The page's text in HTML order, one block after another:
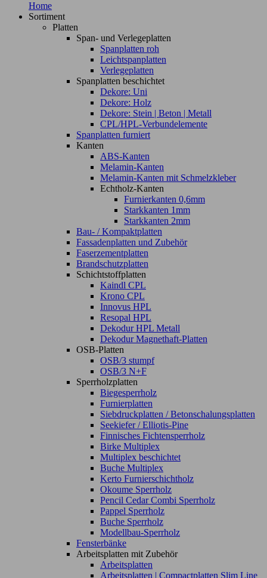
Home
Sortiment
Platten
Span- und Verlegeplatten
Spanplatten roh
Leichtspanplatten
Verlegeplatten
Spanplatten beschichtet
Dekore: Uni
Dekore: Holz
Dekore: Stein | Beton | Metall
CPL/HPL-Verbundelemente
Spanplatten furniert
Kanten
ABS-Kanten
Melamin-Kanten
Melamin-Kanten mit Schmelzkleber
Echtholz-Kanten
Furnierkanten 0,6mm
Starkkanten 1mm
Starkkanten 2mm
Bau- / Kompaktplatten
Fassadenplatten und Zubehör
Faserzementplatten
Brandschutzplatten
Schichtstoffplatten
Kaindl CPL
Krono CPL
Innovus HPL
Resopal HPL
Dekodur HPL Metall
Dekodur Magnethaft-Platten
OSB-Platten
OSB/3 stumpf
OSB/3 N+F
Sperrholzplatten
Biegesperrholz
Furnierplatten
Siebdruckplatten / Betonschalungsplatten
Seekiefer / Elliotis-Pine
Finnisches Fichtensperrholz
Birke Multiplex
Multiplex beschichtet
Buche Multiplex
Kerto Furnierschichtholz
Okoume Sperrholz
Pencil Cedar Combi Sperrholz
Pappel Sperrholz
Buche Sperrholz
Modellbau-Sperrholz
Fensterbänke
Arbeitsplatten mit Zubehör
Arbeitsplatten
Arbeitsplatten | Compactplatten Slim Line